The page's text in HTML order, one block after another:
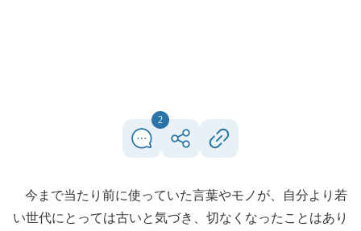
2
今まで当たり前に使っていた言葉やモノが、自分より若
い世代にとっては古いと気づき、切なくなったことはあり